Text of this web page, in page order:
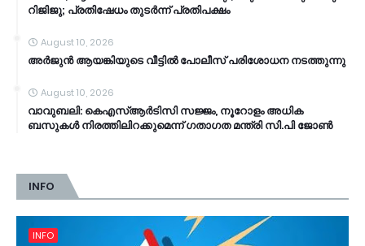
റിജിജു; പ്രതിഷേധം തുടർന്ന് പ്രതിപക്ഷം
August 10, 2026
അര്‍ജുൻ ആയങ്കിയുടെ വീട്ടില്‍ പോലീസ് പരിശോധന നടത്തുന്നു
August 10, 2026
വാവുബലി: കെഎസ്ആർടിസി സജ്ജം, നൂറോളം അധിക
ബസുകൾ നിരത്തിലിറക്കുമെന്ന് ഗതാഗത മന്ത്രി സി.പി ജോൺ
INFO
INFO